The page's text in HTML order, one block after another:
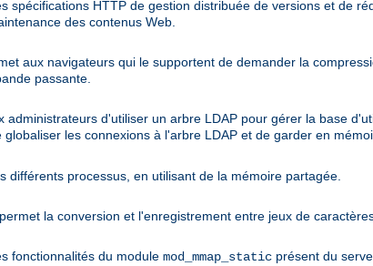
spécifications HTTP de gestion distribuée de versions et de
des contenus Web.
aux navigateurs qui le supportent de demander la
passante.
d'utiliser un arbre LDAP pour gérer la base
globaliser les connexions à l'arbre LDAP et de garder en
processus, en utilisant de la mémoire partagée.
la conversion et l'enregistrement entre jeux de
fonctionnalités du module mod_mmap_static présent du